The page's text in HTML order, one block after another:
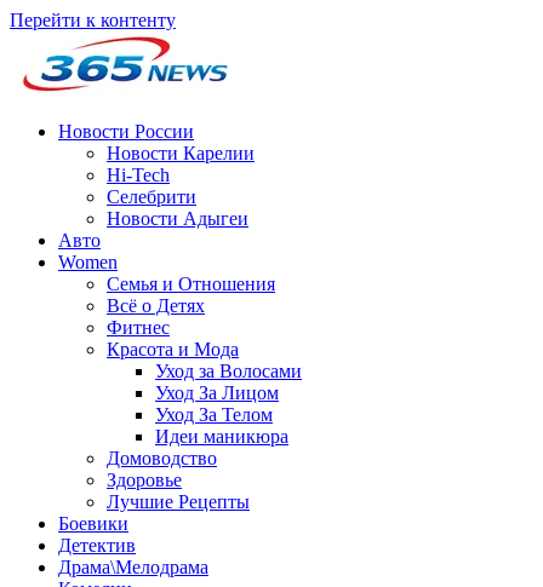
Перейти к контенту
Новости России
Новости Карелии
Hi-Tech
Селебрити
Новости Адыгеи
Авто
Women
Семья и Отношения
Всё о Детях
Фитнес
Красота и Мода
Уход за Волосами
Уход За Лицом
Уход За Телом
Идеи маникюра
Домоводство
Здоровье
Лучшие Рецепты
Боевики
Детектив
Драма\Мелодрама